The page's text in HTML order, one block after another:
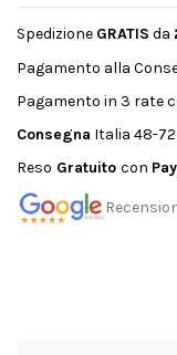
Spedizione GRATIS da
Pagamento alla
Pagamento in 3 rate
Consegna Italia 48-
Reso Gratuito con